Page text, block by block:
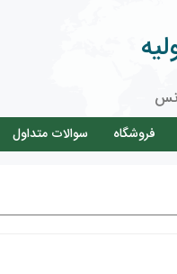
فروشگاه سوالات متداول